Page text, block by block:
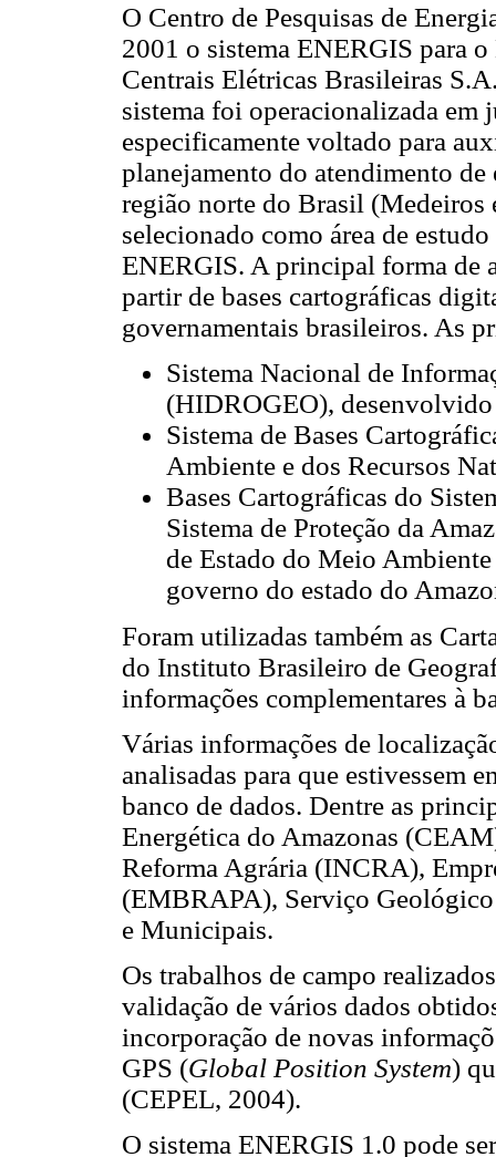
O Centro de Pesquisas de
2001 o sistema ENERGIS para
Centrais Elétricas Brasileiras
sistema foi operacionalizada em
especificamente voltado para
planejamento do atendimento
região norte do Brasil (Medeiros
selecionado como área de
ENERGIS. A principal forma de
partir de bases cartográficas
governamentais brasileiros. As
Sistema Nacional de
(HIDROGEO),
Sistema de Bases
Ambiente e dos Recursos
Bases Cartográficas do
Sistema de Proteção da
de Estado do Meio
governo do estado do
Foram utilizadas também as
do Instituto Brasileiro de
informações complementares à
Várias informações de
analisadas para que estivessem
banco de dados. Dentre as
Energética do Amazonas
Reforma Agrária (INCRA),
(EMBRAPA), Serviço
e Municipais.
Os trabalhos de campo
validação de vários dados
incorporação de novas
GPS (Global Position System)
(CEPEL, 2004).
O sistema ENERGIS 1.0 pode